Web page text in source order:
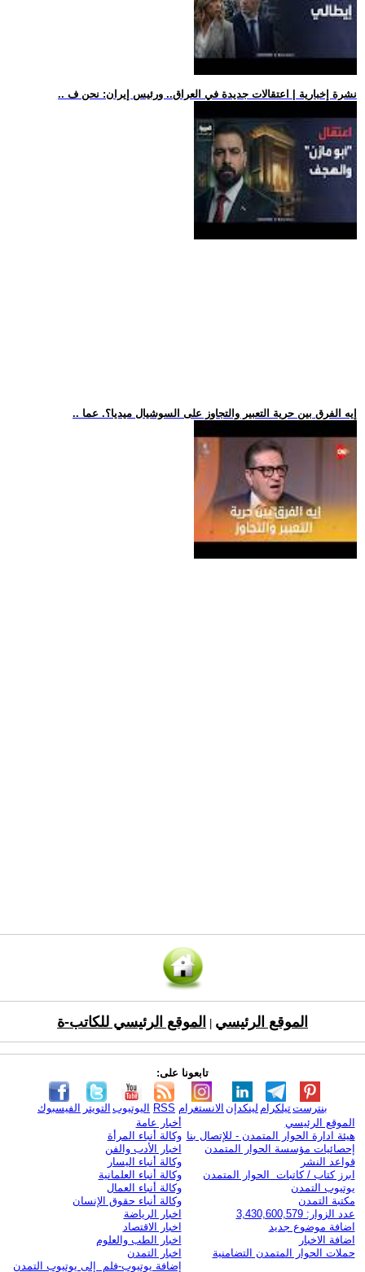
.. نشرة إخبارية | اعتقالات جديدة في العراق.. ورئيس إيران: نحن ف
.. إيه الفرق بين حرية التعبير والتجاوز على السوشيال ميديا؟. عما
الموقع الرئيسي الموقع الرئيسي للكاتب-ة
تابعونا على:
الفيسبوك التويتر اليوتيوب RSS الانستغرام لينكدإن تيلكرامبنترست
الموقع الرئيسي
هيئة ادارة الحوار المتمدن - للإتصال بنا
إحصائيات مؤسسة الحوار المتمدن
قواعد النشر
ابرز كتاب / كاتبات الحوار المتمدن
يوتيوب التمدن
مكتبة التمدن
عدد الزوار: 3,430,600,579
اضافة موضوع جديد
اضافة الاخبار
حملات الحوار المتمدن التضامنية
أخبار عامة
وكالة أنباء المرأة
اخبار الأدب والفن
وكالة أنباء اليسار
وكالة أنباء العلمانية
وكالة أنباء العمال
وكالة أنباء حقوق الإنسان
اخبار الرياضة
اخبار الاقتصاد
اخبار الطب والعلوم
اخبار التمدن
إضافة يوتيوب-فلم إلى يوتيوب التمدن